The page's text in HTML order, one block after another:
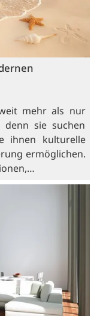
mehr als nur
denn sie suchen
ihnen kulturelle
ermöglichen.